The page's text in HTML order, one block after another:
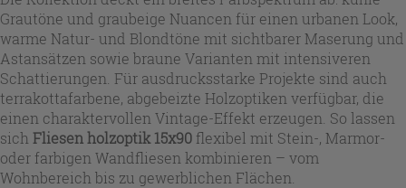
Grautöne und graubeige Nuancen für einen urbanen Look,
warme Natur- und Blondtöne mit sichtbarer Maserung und
Astansätzen sowie braune Varianten mit intensiveren
Schattierungen. Für ausdrucksstarke Projekte sind auch
terrakottafarbene, abgebeizte Holzoptiken verfügbar, die
einen charaktervollen Vintage-Effekt erzeugen. So lassen
sich Fliesen holzoptik 15x90 flexibel mit Stein-, Marmor-
oder farbigen Wandfliesen kombinieren – vom
Wohnbereich bis zu gewerblichen Flächen.